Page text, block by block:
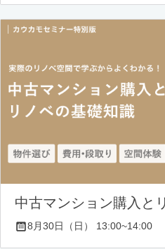
中古マンション購入と
8月30日（日） 13:00~14:00